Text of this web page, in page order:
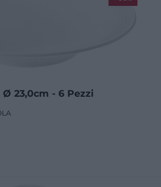
23,0cm - 6 Pezzi